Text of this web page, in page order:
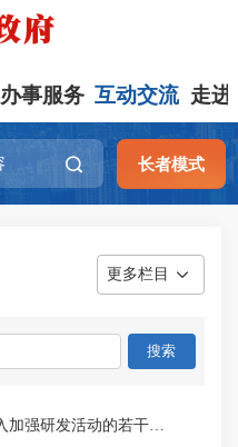
办事服务 互动交流 走进
长者模式
更多栏目